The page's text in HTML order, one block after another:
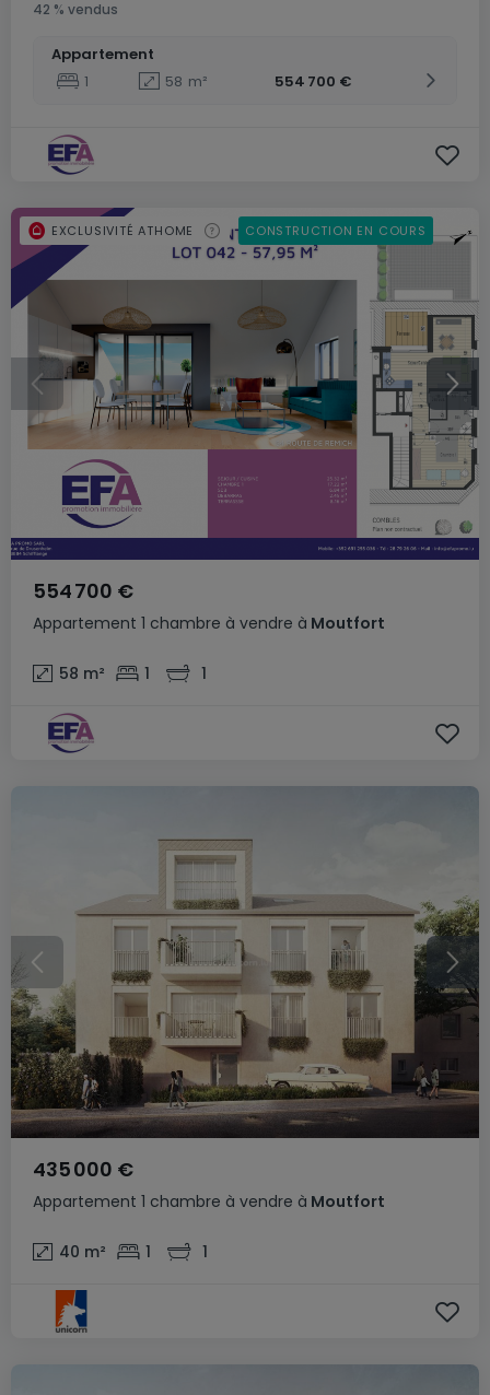
42 % vendus
Appartement
1
58 m² 554 700 €
Appartement 1 chambre à vendre à Moutfort
554 700 €
58 m² 1 1
EXCLUSIVITÉ ATHOME CONSTRUCTION EN COURS
Appartement 1 chambre à vendre à Moutfort
435 000 €
40 m² 1 1